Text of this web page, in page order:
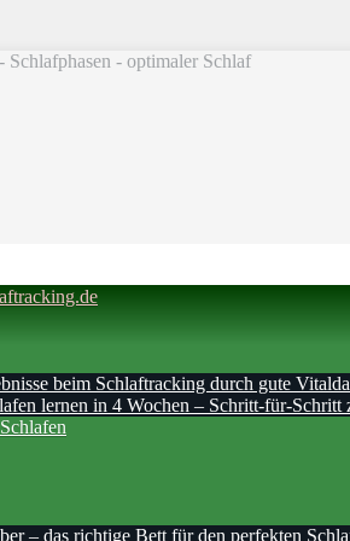
Schlafphasen - optimaler Schlaf
beim Schlaftracking durch gute
lernen in 4 Wochen – Schritt‑für‑Schritt
– das richtige Bett für den perfekten